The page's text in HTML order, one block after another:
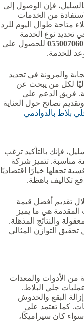
فإن الوصول إلى
من الخدمات
متاحة طوال اليوم للرد
تحديد نوع الخدمة
للحصول على
للخدمة.
والمرونة في تحديد
لكل من يبحث عن
فريق الدعم على
نصائح حول العناية
بلاط بالدوادمي
فإنك بالتأكيد ترغب
مناسبة. تتميز شركة
تجعلها خيارًا اقتصاديًا
تكاليف باهظة.
تقديم أفضل قيمة
المقدمة هي ما يميز
والنتائج المذهلة.
التوازن المثالي
الأدوات والمعدات
جلي البلاط.
البقع والخدوش
كما تعتمد على
كان سيراميكًا،